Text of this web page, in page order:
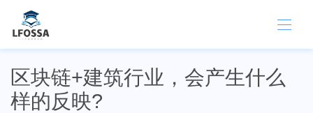
区块链+建筑行业，会产生什么
样的反映?